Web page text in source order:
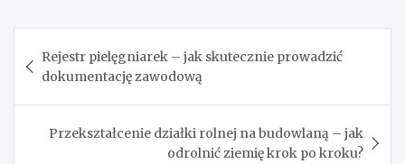
wpisu
Rejestr pielęgniarek – jak skutecznie prowadzić
dokumentację zawodową
Przekształcenie działki rolnej na budowlaną – jak
odrolnić ziemię krok po kroku?